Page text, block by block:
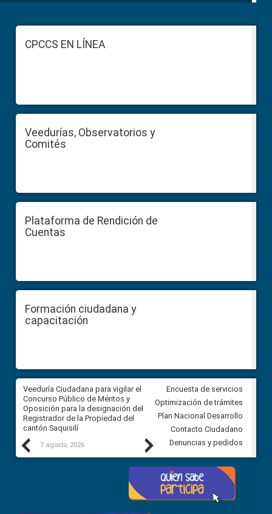
FooterCPCCS EN LÍNEA
Veedurías, Observatorios y
Comités
Plataforma de Rendición de
Cuentas
Formación ciudadana y
capacitación
Previous
Veeduría Ciudadana para vigilar el
Concurso Público de Méritos y
Oposición para la designación del
Registrador de la Propiedad del
cantón Saquisilí
7 agosto, 2026
Veeduría Ciudadana para
construcción del asfaltado de
Ballenita del cantón Santa
7 agosto, 2026
Next
Encuesta de servicios
Optimización de trámites
Plan Nacional Desarrollo
Contacto Ciudadano
Denuncias y pedidos